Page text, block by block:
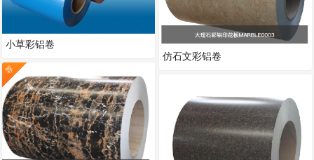
小草彩铝卷
荐
仿石文彩铝卷